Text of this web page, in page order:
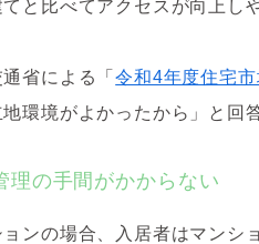
と比べてアクセスが向上し
通省による「令和4年度住宅
環境がよかったから」と回
理の手間がかからない
ンの場合、入居者はマンシ